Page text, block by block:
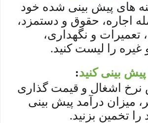
های پیش بینی شده خود
اجاره، حقوق و دستمزد،
تعمیرات و نگهداری،
را لیست کنید.
بینی کنید:
نرخ اشغال و قیمت گذاری
میزان درآمد پیش بینی
تخمین بزنید.